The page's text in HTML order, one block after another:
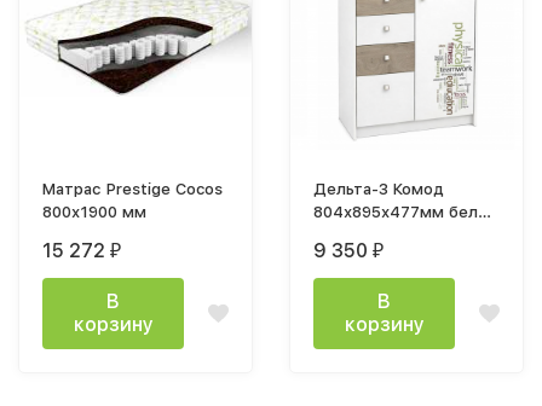
Матрас Prestige Cocos
800х1900 мм
15 272 ₽
В
корзину
Дельта-3 Комод
804х895х477мм белый
9 350 ₽
В
корзину